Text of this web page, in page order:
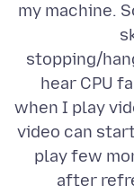
my machine.
stopping/
hear CPU
when I play
video can
play few
after